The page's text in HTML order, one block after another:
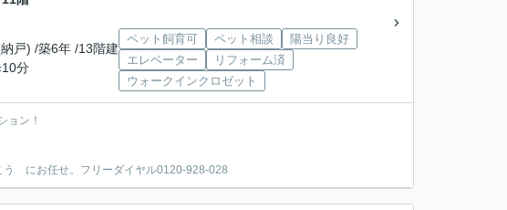
戸) /築6年 /13階建
10分
ペット飼育可 ペット相談
陽当り良好
エレベーター
リフォーム済
ウォークインクロゼット
ョン！
にお任せ。フリーダイヤル0120-928-028